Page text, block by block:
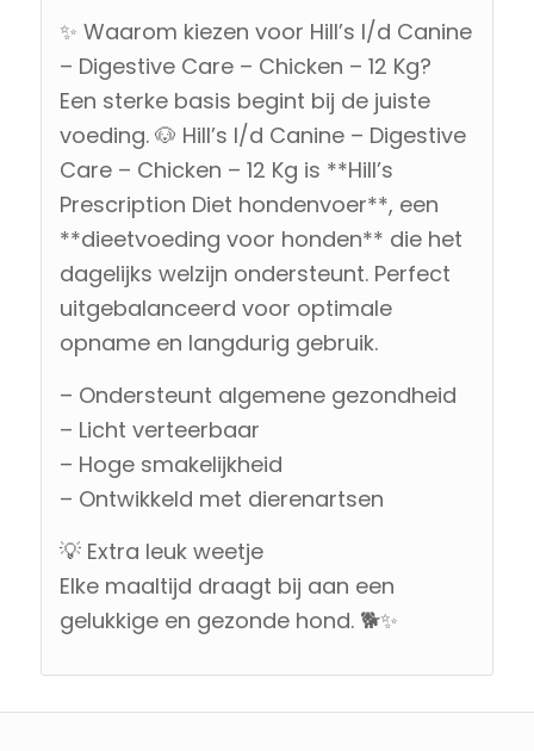
✨ Waarom kiezen voor Hill’s I/d Canine
– Digestive Care – Chicken – 12 Kg?
Een sterke basis begint bij de juiste
voeding. 🐶 Hill’s I/d Canine – Digestive
Care – Chicken – 12 Kg is **Hill’s
Prescription Diet hondenvoer**, een
**dieetvoeding voor honden** die het
dagelijks welzijn ondersteunt. Perfect
uitgebalanceerd voor optimale
opname en langdurig gebruik.
– Ondersteunt algemene gezondheid
– Licht verteerbaar
– Hoge smakelijkheid
– Ontwikkeld met dierenartsen
💡 Extra leuk weetje
Elke maaltijd draagt bij aan een
gelukkige en gezonde hond. 🐕✨